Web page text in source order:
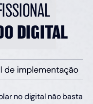
DIGITAL
no digital não basta